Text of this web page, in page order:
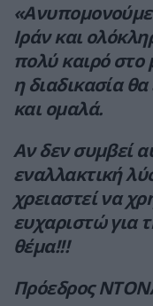
Ιράν και
πολύ καιρό στο
η διαδικασία
και ομαλά.
Αν δεν συμβεί
εναλλακτική
χρειαστεί να
ευχαριστώ για
θέμα!!!
Πρόεδρος